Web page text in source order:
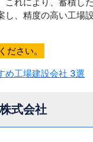
し、精度の高い工場
ださい。
め工場建設会社 3選
式会社